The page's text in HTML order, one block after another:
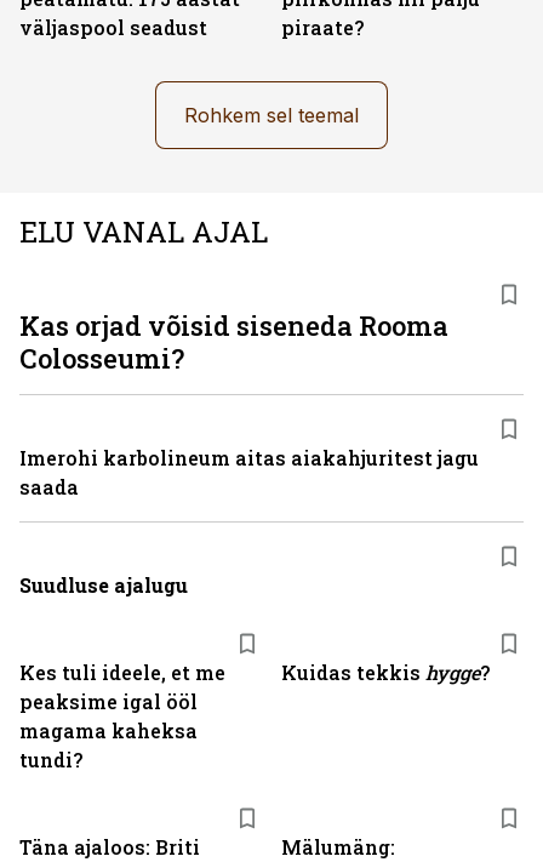
väljas­pool seadust
piraate?
Rohkem sel teemal
ELU VANAL AJAL
Kes tuli ideele, et me
peaksime igal ööl
magama kaheksa
tundi?
Kuidas tekkis hygge?
Täna ajaloos: Briti
Mälumäng:
Kas orjad võisid siseneda Rooma
Colosseumi?
Imerohi karbolineum aitas aiakahjuritest jagu
saada
Suudluse ajalugu